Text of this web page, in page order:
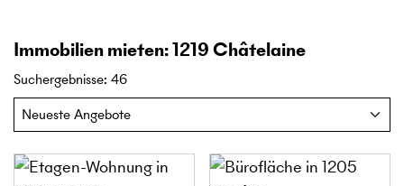
Immobilien mieten: 1219 Châtelaine
Suchergebnisse: 46